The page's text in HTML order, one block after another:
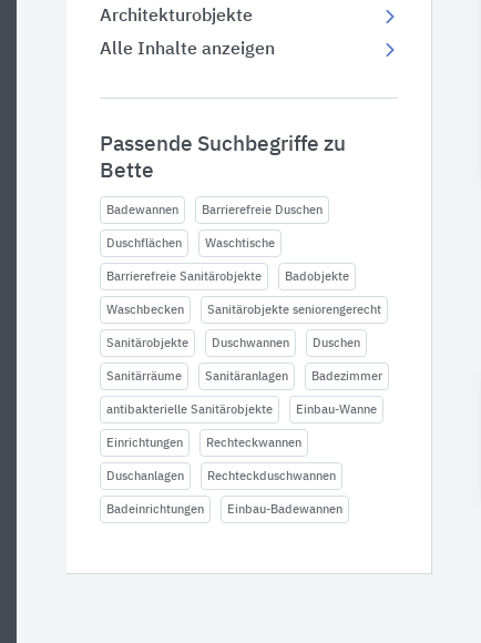
Architekturobjekte
Alle Inhalte anzeigen
Passende Suchbegriffe zu
Bette
Badewannen Barrierefreie Duschen
Duschflächen Waschtische
Barrierefreie Sanitärobjekte Badobjekte
Waschbecken Sanitärobjekte seniorengerecht
Sanitärobjekte Duschwannen Duschen
Sanitärräume Sanitäranlagen Badezimmer
antibakterielle Sanitärobjekte Einbau-Wanne
Einrichtungen Rechteckwannen
Duschanlagen Rechteckduschwannen
Badeinrichtungen Einbau-Badewannen